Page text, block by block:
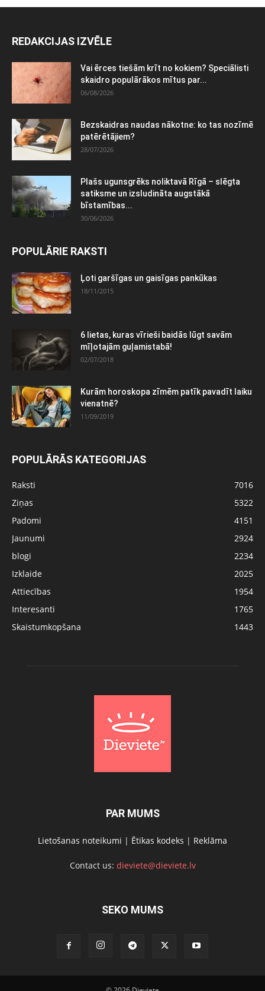
REDAKCIJAS IZVĒLE
Vai ērces tiešām krīt no kokiem? Speciālisti
skaidro populārākos mītus par...
06/08/2026
Bezskaidras naudas nākotne: ko tas nozīmē
patērētājiem?
28/07/2026
Plašs ugunsgrēks noliktavā Rīgā – slēgta
satiksme un izsludināta augstākā
bīstamības...
30/06/2026
POPULĀRIE RAKSTI
Ļoti garšīgas un gaisīgas pankūkas
18/11/2015
6 lietas, kuras vīrieši baidās lūgt savām
mīļotajām guļamistabā!
02/07/2018
Kurām horoskopa zīmēm patīk pavadīt laiku
vienatnē?
11/09/2019
POPULĀRĀS KATEGORIJAS
Raksti
7016
Ziņas
5322
Padomi
4151
Jaunumi
2924
blogi
2234
Izklaide
2025
Attiecības
1954
Interesanti
1765
Skaistumkopšana
1443
PAR MUMS
Lietošanas noteikumi | Ētikas kodeks | Reklāma
Contact us: dieviete@dieviete.lv
SEKO MUMS